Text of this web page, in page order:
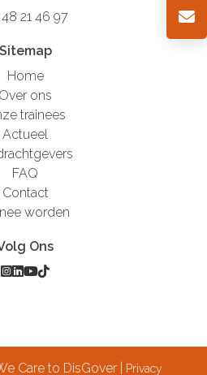
21 46 97
Sitemap
Home
Over ons
trainees
Actueel
FAQ
Contact
worden
Ons
Care to DisGover | Privacy